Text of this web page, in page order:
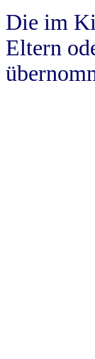
Die im
Eltern